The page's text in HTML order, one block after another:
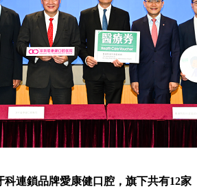
科連鎖品牌愛康健口腔，旗下共有12家